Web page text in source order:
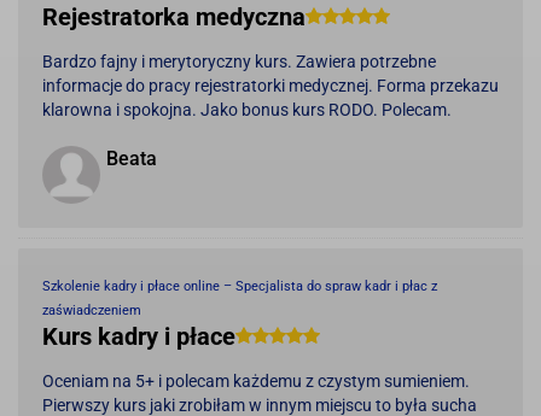
Rejestratorka medyczna
Bardzo fajny i merytoryczny kurs. Zawiera potrzebne
informacje do pracy rejestratorki medycznej. Forma przekazu
klarowna i spokojna. Jako bonus kurs RODO. Polecam.
Beata
Szkolenie kadry i płace online – Specjalista do spraw kadr i płac z
zaświadczeniem
Kurs kadry i płace
Oceniam na 5+ i polecam każdemu z czystym sumieniem.
Pierwszy kurs jaki zrobiłam w innym miejscu to była sucha